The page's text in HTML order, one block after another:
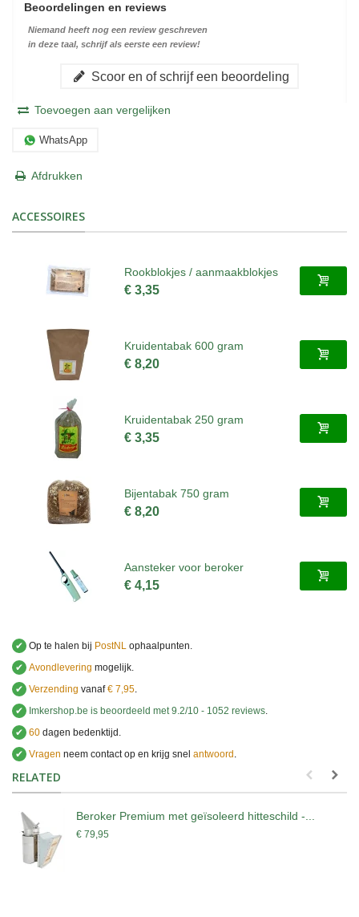
Beoordelingen en reviews
Niemand heeft nog een review geschreven
in deze taal, schrijf als eerste een review!
Scoor en of schrijf een beoordeling
Toevoegen aan vergelijken
WhatsApp
Afdrukken
ACCESSOIRES
Rookblokjes / aanmaakblokjes
€ 3,35
Kruidentabak 600 gram
€ 8,20
Kruidentabak 250 gram
€ 3,35
Bijentabak 750 gram
€ 8,20
Aansteker voor beroker
€ 4,15
✔ Op te halen bij PostNL ophaalpunten.
✔ Avondlevering mogelijk.
✔ Verzending vanaf€ 7,95.
✔
Imkershop.be is beoordeeld met9.2/10 - 1052 reviews.
✔ 60 dagen bedenktijd.
✔ Vragen neem contact op en krijg snel antwoord .
RELATED
Beroker Premium met geïsoleerd hitteschild -...
€ 79,95